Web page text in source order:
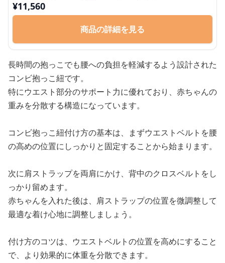
¥11,560
商品の詳細を見る
長時間の抱っこでも腰への負担を軽減するよう設計された
コンビ抱っこ紐です。
特にウエスト部分のサポート力に優れており、赤ちゃんの
重みを分散する構造になっています。
コンビ抱っこ紐付け方の基本は、まずウエストベルトを腰
の高めの位置にしっかりと固定することから始まります。
次に肩ストラップを両肩にかけ、背中のクロスベルトをし
っかり留めます。
赤ちゃんを入れた後は、肩ストラップの位置を微調整して
最適な着け心地に調整しましょう。
付け方のコツは、ウエストベルトの位置を高めにすること
で、より効果的に体重を分散できます。